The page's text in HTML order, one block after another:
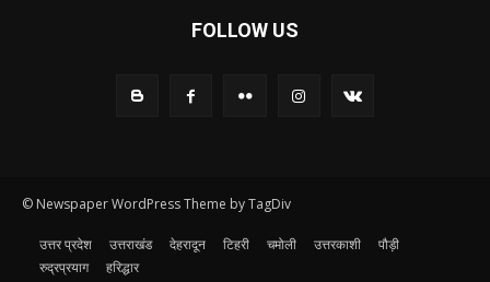
FOLLOW US
© Newspaper WordPress Theme by TagDiv
उत्तर प्रदेश उत्तराखंड देहरादून टिहरी चमोली उत्तरकाशी
पौड़ी
रुद्रप्रयाग
हरिद्धार